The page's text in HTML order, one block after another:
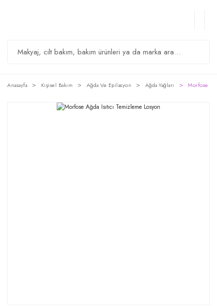
Anasayfa Kişisel Bakım Ağda Ve Epilasyon Ağda Yağları Morfose